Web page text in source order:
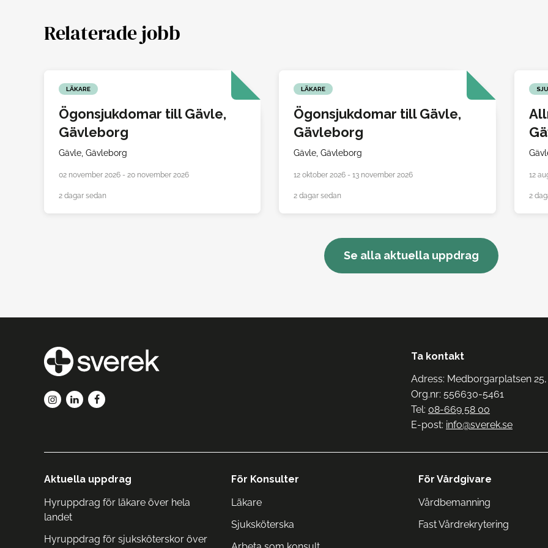
Relaterade jobb
LÄKARE
Ögonsjukdomar till Gävle,
Gävleborg
Gävle, Gävleborg
02 november 2026 - 20 november 2026
2 dagar sedan
LÄKARE
Ögonsjukdomar till Gävle,
Gävleborg
Gävle,Gävleborg
12 oktober 2026 - 13 november 2026
2 dagar sedan
12
2
Se alla aktuella uppdrag
Ta kontakt
Adress: Medborgarplatsen
Org.nr: 556630-5461
Tel: 08-669 58 00
E-post: info@sverek.se
Aktuella uppdrag
Hyruppdrag för läkare över hela
landet
Hyruppdrag för sjuksköterskor över
För Konsulter
Läkare
Sjuksköterska
För Vårdgivare
Vårdbemanning
Fast Vårdrekrytering